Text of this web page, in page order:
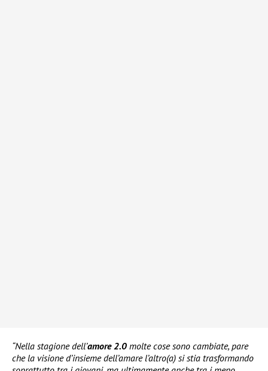
“Nella stagione dell’amore 2.0 molte cose sono cambiate, pare
che la visione d’insieme dell’amare l’altro(a) si stia trasformando